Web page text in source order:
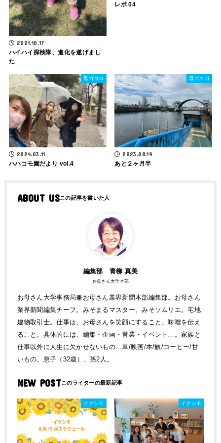
2021.10.17
ハイハイ探検隊、進化を遂げまし
た
レポ 04
母ゴコロ
2024.03.11
ハハコモ園だより vol.4
母ゴコロ
2023.08.19
あと２ヶ月半
ABOUT US
編集部 青柳 真美
お母さん大学本部
お母さん大学事務局兼お母さん業界新聞本部編集部。お母さん
業界新聞編集チーフ。みそまるマスター。みそソムリエ。宅地
建物取引士。仕事は、お母さんを笑顔にすること、味噌を伝え
ること。具体的には、編集・企画・営業・イベント…。家族と
仕事以外に人生に欠かせないもの…車/映画/本/旅/コーヒー/甘
いもの。息子（32歳）、孫2人。
NEW POST
イクシモ イクシモ